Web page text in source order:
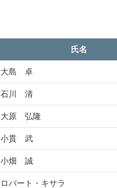
氏名
大島 卓
石川 清
大原 弘隆
小貫 武
小畑 誠
ロバート・キサラ